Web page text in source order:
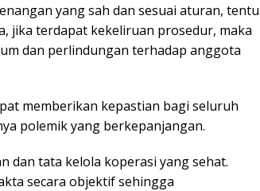
yang sah dan sesuai aturan, tentu
jika terdapat kekeliruan prosedur, maka
dan perlindungan terhadap anggota
memberikan kepastian bagi seluruh
polemik yang berkepanjangan.
dan tata kelola koperasi yang sehat.
secara objektif sehingga